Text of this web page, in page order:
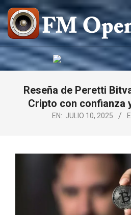
Saltar
al
contenido
FM
OPEN
NOTICIAS
Reseña de Peretti
Cripto con confianza
EN: JULIO 10, 2025